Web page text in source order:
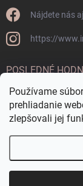
Používame
prehliadanie
zlepšovali jej
Nájdete nás
https://
POSLEDNÉ
OKRÚHLA